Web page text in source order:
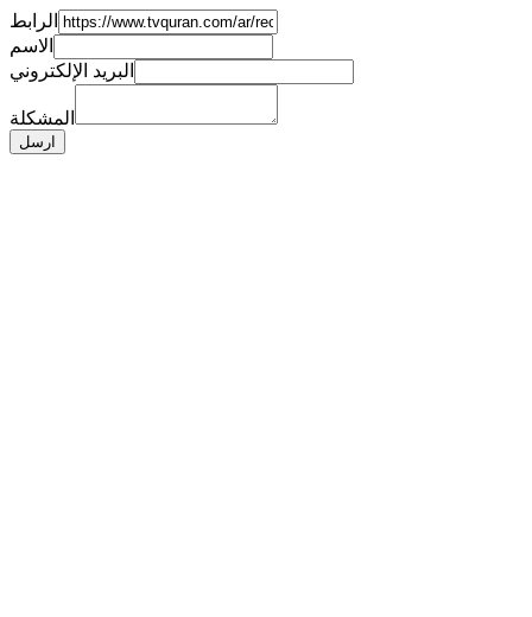
الرابط
الاسم
البريد الإلكتروني
المشكلة
ارسل